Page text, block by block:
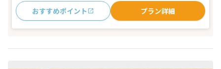
おすすめポイント プラン詳細